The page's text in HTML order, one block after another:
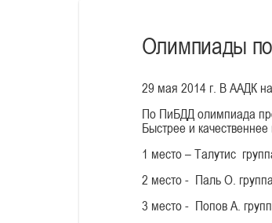
Олимпиады
29 мая 2014 г. В ААДК
По ПиБДД олимпиада
Быстрее и
1 место – Талутис
2 место - Паль О.
3 место - Попов А.